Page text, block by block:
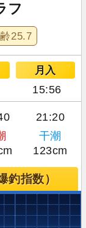
フ
25.7
月入
15:56
21:20
干潮
123cm
釣指数）